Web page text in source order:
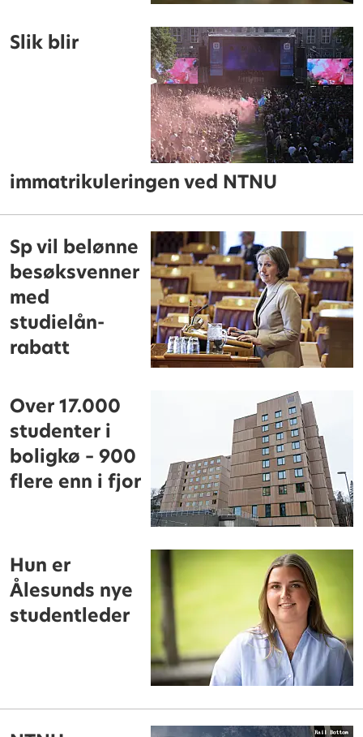
Slik blir
immatrikuleringen ved NTNU
Sp vil belønne
besøksvenner
med
studielån-
rabatt
Over 17.000
studenter i
boligkø – 900
flere enn i fjor
Hun er
Ålesunds nye
studentleder